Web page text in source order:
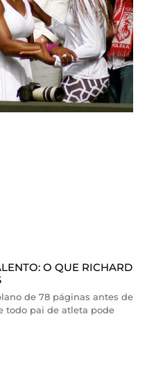
O QUE RICHARD
de 78 páginas antes de
todo pai de atleta pode